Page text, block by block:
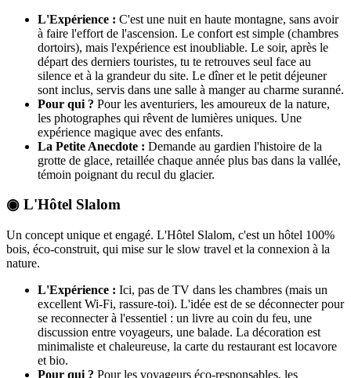
L'Expérience : C'est une nuit en haute montagne, sans avoir
à faire l'effort de l'ascension. Le confort est simple (chambres
dortoirs), mais l'expérience est inoubliable. Le soir, après le
départ des derniers touristes, tu te retrouves seul face au
silence et à la grandeur du site. Le dîner et le petit déjeuner
sont inclus, servis dans une salle à manger au charme suranné.
Pour qui ? Pour les aventuriers, les amoureux de la nature,
les photographes qui rêvent de lumières uniques. Une
expérience magique avec des enfants.
La Petite Anecdote : Demande au gardien l'histoire de la
grotte de glace, retaillée chaque année plus bas dans la vallée,
témoin poignant du recul du glacier.
◉ L'Hôtel Slalom
Un concept unique et engagé. L'Hôtel Slalom, c'est un hôtel 100%
bois, éco-construit, qui mise sur le slow travel et la connexion à la
nature.
L'Expérience : Ici, pas de TV dans les chambres (mais un
excellent Wi-Fi, rassure-toi). L'idée est de se déconnecter pour
se reconnecter à l'essentiel : un livre au coin du feu, une
discussion entre voyageurs, une balade. La décoration est
minimaliste et chaleureuse, la carte du restaurant est locavore
et bio.
Pour qui ? Pour les voyageurs éco-responsables, les